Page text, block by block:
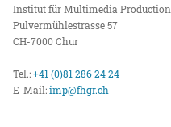
Institut für Multimedia Production
Pulvermühlestrasse 57
CH-7000 Chur
Tel.:+41 (0)81 286 24 24
E-Mail:imp@fhgr.ch